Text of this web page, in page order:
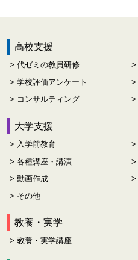
高校支援
代ゼミの教員研修
学校評価アンケート
コンサルティング
大学支援
入学前教育
各種講座・講演
動画作成
その他
教養・実学
教養・実学講座